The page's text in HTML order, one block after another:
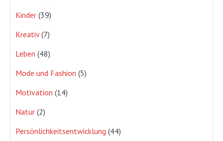
Kinder (39)
Kreativ(7)
Leben (48)
Mode und Fashion (5)
Motivation (14)
Natur (2)
Persönlichkeitsentwicklung (44)